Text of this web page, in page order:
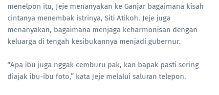
menelpon itu, Jeje menanyakan ke Ganjar bagaimana kisah
cintanya menembak istrinya, Siti Atikoh. Jeje juga
menanyakan, bagaimana menjaga keharmonisan dengan
keluarga di tengah kesibukannya menjadi gubernur.
“Apa ibu juga nggak cemburu pak, kan bapak pasti sering
diajak ibu-ibu foto,” kata Jeje melalui saluran telepon.